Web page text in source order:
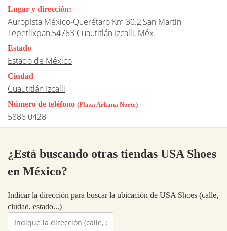
Lugar y dirección:
Auropista México-Querétaro Km 30.2,San Martin
Tepetlixpan,54763 Cuautitlán Izcalli, Méx.
Estado
Estado de México
Ciudad
Cuautitlán Izcalli
Número de teléfono (Plaza Arkana Norte)
5886 0428
¿Está buscando otras tiendas USA Shoes
en México?
Indicar la dirección para buscar la ubicación de USA Shoes (calle,
ciudad, estado...)